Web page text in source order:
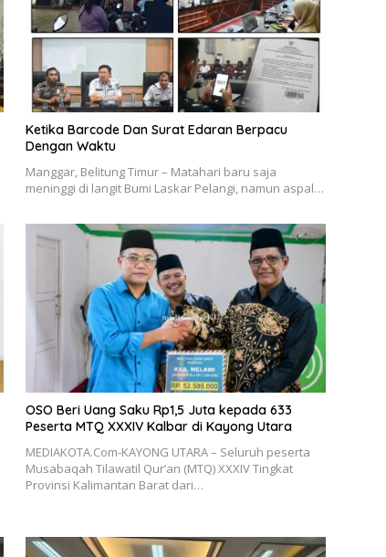
Ketika Barcode Dan Surat Edaran Berpacu
Dengan Waktu
Manggar, Belitung Timur – Matahari baru saja
meninggi di langit Bumi Laskar Pelangi, namun aspal…
OSO Beri Uang Saku Rp1,5 Juta kepada 633
Peserta MTQ XXXIV Kalbar di Kayong Utara
MEDIAKOTA.Com-KAYONG UTARA – Seluruh peserta
Musabaqah Tilawatil Qur’an (MTQ) XXXIV Tingkat
Provinsi Kalimantan Barat dari…